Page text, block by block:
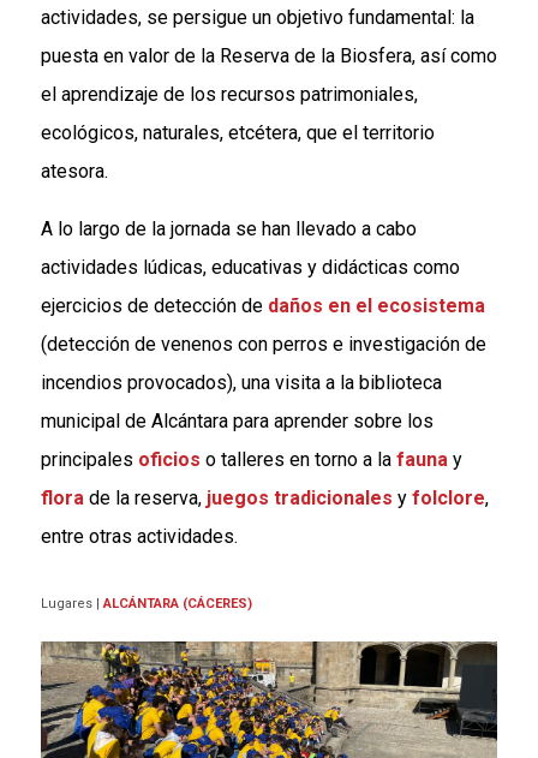
actividades, se persigue un objetivo fundamental: la
puesta en valor de la Reserva de la Biosfera, así como
el aprendizaje de los recursos patrimoniales,
ecológicos, naturales, etcétera, que el territorio
atesora.
A lo largo de la jornada se han llevado a cabo
actividades lúdicas, educativas y didácticas como
ejercicios de detección de daños en el ecosistema
(detección de venenos con perros e investigación de
incendios provocados), una visita a la biblioteca
municipal de Alcántara para aprender sobre los
principales oficios o talleres en torno a la fauna y
flora de la reserva, juegos tradicionales y folclore,
entre otras actividades.
Lugares | ALCÁNTARA (CÁCERES)